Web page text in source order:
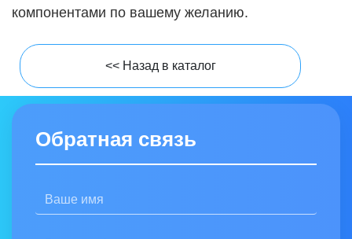
компонентами по вашему желанию.
<< Назад в каталог
Обратная связь
Наши специалисты с радостью проконсультируют Вас по
Телефон
Соглашаюсь на обработку персональных данных
Ваше имя:*
Ваш e-mail:
Ваша заявка принята, наши специалисты свяжутся с вами
Сайт содержит информацию, не рекомендованную для лиц,
Мне исполнилось 18 лет!